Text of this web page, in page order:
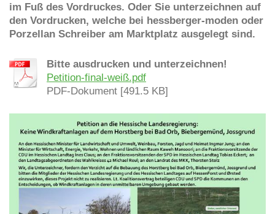
im Fuß des Vordruckes. Oder Sie unterzeichnen auf
den Vordrucken, welche bei hessberger-moden oder
Porzellan Schreiber am Marktplatz ausgelegt sind.
Bitte ausdrucken und unterzeichnen!
Petition-final-weiß.pdf
PDF-Dokument [491.5 KB]